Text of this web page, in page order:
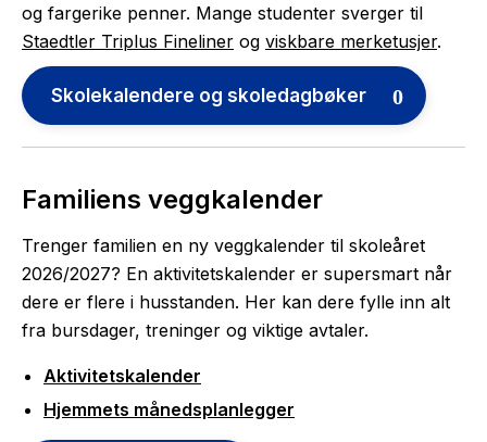
og fargerike penner. Mange studenter sverger til
Staedtler Triplus Fineliner og viskbare merketusjer.
Skolekalendere og skoledagbøker
Familiens veggkalender
Trenger familien en ny veggkalender til skoleåret
2026/2027? En aktivitetskalender er supersmart når
dere er flere i husstanden. Her kan dere fylle inn alt
fra bursdager, treninger og viktige avtaler.
Aktivitetskalender
Hjemmets månedsplanlegger